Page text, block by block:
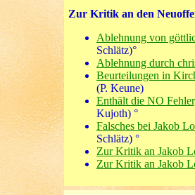
Zur Kritik an den
Ablehnung von
Schlätz)°
Ablehnung durch
Beurteilungen in
(P. Keune)
Enthält die NO
Kujoth) °
Falsches bei Jakob
Schlätz) °
Zur Kritik an Jakob
Zur Kritik an Jakob